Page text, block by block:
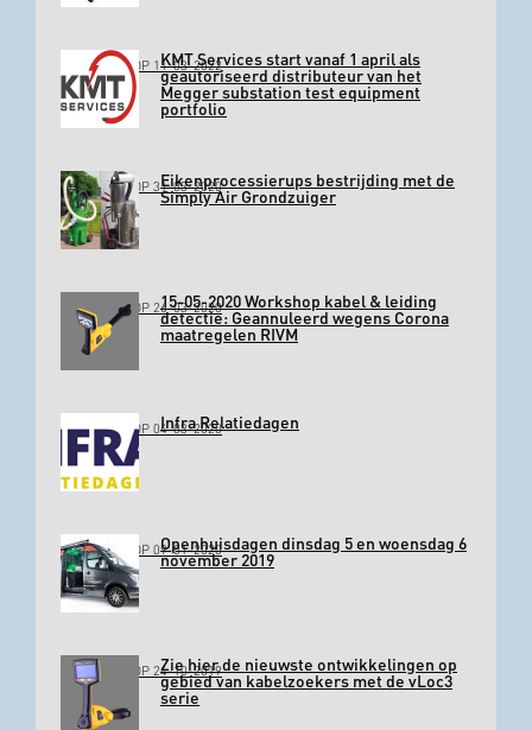
GEPLAATST OP 11-03-2022KMT Services start vanaf 1 april als
geautoriseerd distributeur van het
Megger substation test equipment
portfolio
GEPLAATST OP 31-03-2020Eikenprocessierups bestrijding met de
Simply Air Grondzuiger
GEPLAATST OP 26-03-202015-05-2020 Workshop kabel & leiding
detectie: Geannuleerd wegens Corona
maatregelen RIVM
GEPLAATST OP 04-03-2020Infra Relatiedagen
GEPLAATST OP 09-01-2020Openhuisdagen dinsdag 5 en woensdag 6
november 2019
GEPLAATST OP 24-10-2019Zie hier de nieuwste ontwikkelingen op
gebied van kabelzoekers met de vLoc3
serie